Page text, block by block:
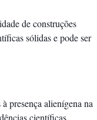
de construções
sólidas e pode ser
presença alienígena na
científicas